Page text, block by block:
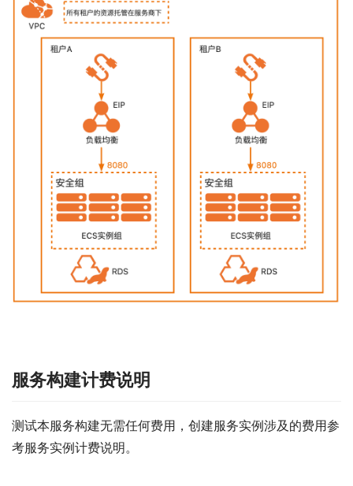
服务构建计费说明
测试本服务构建无需任何费用，创建服务实例涉及的费用参
考服务实例计费说明。